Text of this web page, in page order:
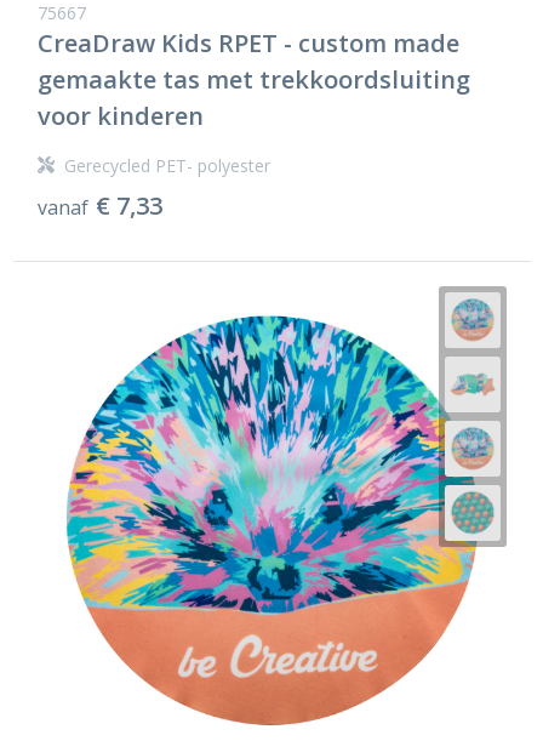
75667
CreaDraw Kids RPET - custom made
gemaakte tas met trekkoordsluiting
voor kinderen
Gerecycled PET- polyester
vanaf € 7,33